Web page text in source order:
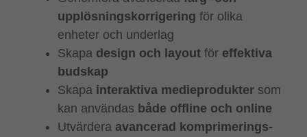
upplösningskorrigering för olika
enheter och underlag
Skapa design och layout för effektiva
budskap
Skapa interaktiva medieprodukter som
kan användas både offline och online
Utvärdera avancerad komprimerings-